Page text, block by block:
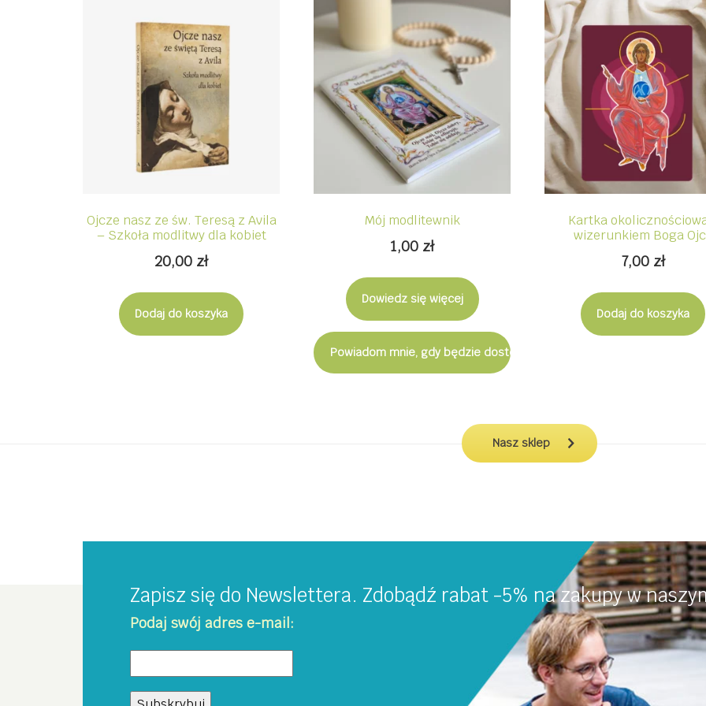
Ojcze nasz ze św. Teresą z Avila
– Szkoła modlitwy dla kobiet
20,00 zł
Dodaj do koszyka
Mój modlitewnik
1,00 zł
Dowiedz się więcej
Powiadom mnie, gdy będzie dostępny
Kartka
wizerunkiem Boga
7,00 zł
Dodaj do koszyka
Nasz sklep
Zapisz się do Newslettera. Zdobądź rabat -5% na zakupy w
Podaj swój adres e-mail: